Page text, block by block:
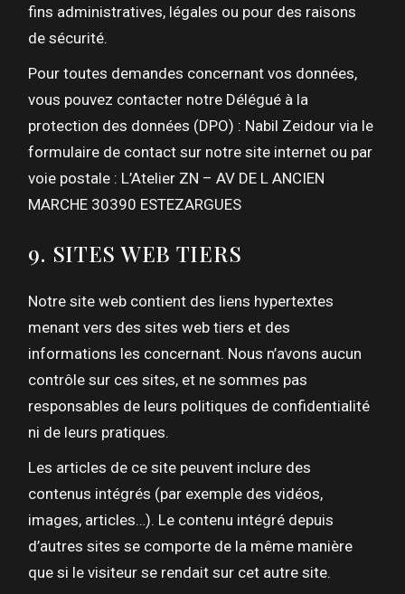
fins administratives, légales ou pour des raisons
de sécurité.
Pour toutes demandes concernant vos données,
vous pouvez contacter notre Délégué à la
protection des données (DPO) : Nabil Zeidour via le
formulaire de contact sur notre site internet ou par
voie postale : L’Atelier ZN – AV DE L ANCIEN
MARCHE 30390 ESTEZARGUES
9. SITES WEB TIERS
Notre site web contient des liens hypertextes
menant vers des sites web tiers et des
informations les concernant. Nous n’avons aucun
contrôle sur ces sites, et ne sommes pas
responsables de leurs politiques de confidentialité
ni de leurs pratiques.
Les articles de ce site peuvent inclure des
contenus intégrés (par exemple des vidéos,
images, articles…). Le contenu intégré depuis
d’autres sites se comporte de la même manière
que si le visiteur se rendait sur cet autre site.